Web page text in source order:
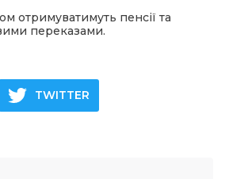
отримуватимуть пенсії та
переказами.
TWITTER